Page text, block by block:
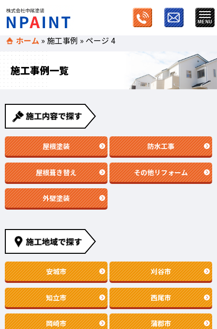
ホーム »施工事例 »ページ 4
施工事例一覧
屋根塗装 防水工事
屋根葺き替え その他リフォーム
外壁塗装
安城市 刈谷市
知立市 西尾市
岡崎市 蒲郡市